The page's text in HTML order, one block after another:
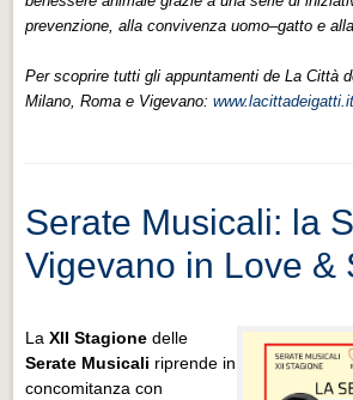
prevenzione, alla convivenza uomo–gatto e
Per scoprire tutti gli appuntamenti de La Città
Milano, Roma e Vigevano:www.lacittadeigatti.it
Serate Musicali: la
Vigevano in Love &
La XII Stagione delle
Serate Musicali riprende in
concomitanza con